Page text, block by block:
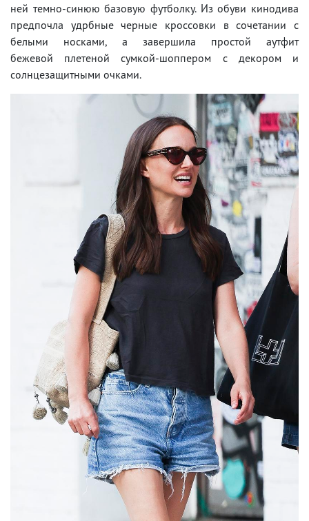
ней темно-синюю базовую футболку. Из обуви кинодива
предпочла удрбные черные кроссовки в сочетании с
белыми носками, а завершила простой аутфит
бежевой плетеной сумкой-шоппером с декором и
солнцезащитными очками.